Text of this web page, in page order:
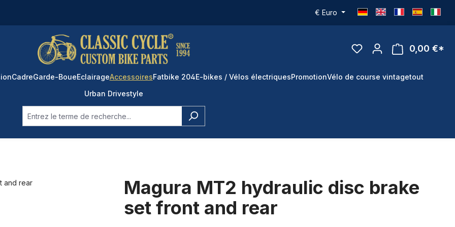
€ Euro
0,00 €*
CadreGarde-BoueEclairageAccessoiresFatbike 204E-bikes / Vélos électriquesPromotionVélo de course vintagetout
Urban Drivestyle
Magura MT2 hydraulic disc brake
set front and rear